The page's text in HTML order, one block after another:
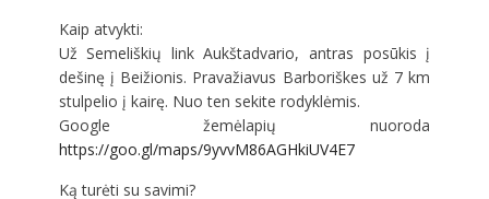
Kaip atvykti:
Už Semeliškių link Aukštadvario, antras posūkis į
dešinę į Beižionis. Pravažiavus Barboriškes už 7 km
stulpelio į kairę. Nuo ten sekite rodyklėmis.
Google žemėlapių nuoroda
https://goo.gl/maps/9yvvM86AGHkiUV4E7
Ką turėti su savimi?